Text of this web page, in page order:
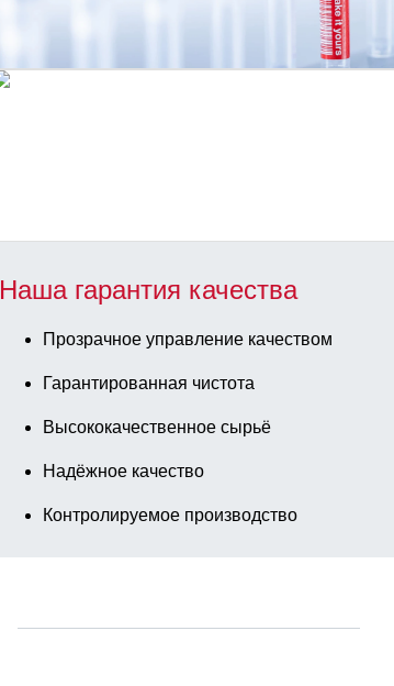
Наша гарантия качества
Прозрачное управление качеством
Гарантированная чистота
Высококачественное сырьё
Надёжное качество
Контролируемое производство